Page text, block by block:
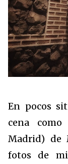
En pocos
cena
Madrid) de
fotos de